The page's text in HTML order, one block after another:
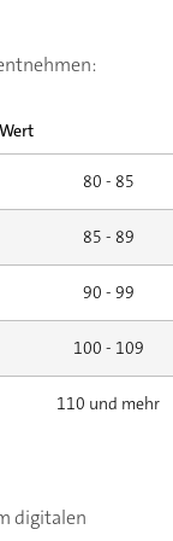
80 - 85
85 - 89
90 - 99
100 - 109
110 und mehr
digitalen